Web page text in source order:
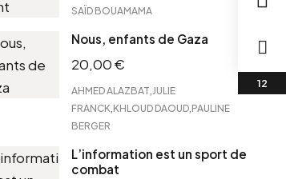
SAÏD BOUAMAMA
Nous, enfants de Gaza
20,00€
AHMED ALAZBAT JULIE
FRANCK KHLOUD DAOUD PAULINE
BERGER
L’information est un sport de
combat